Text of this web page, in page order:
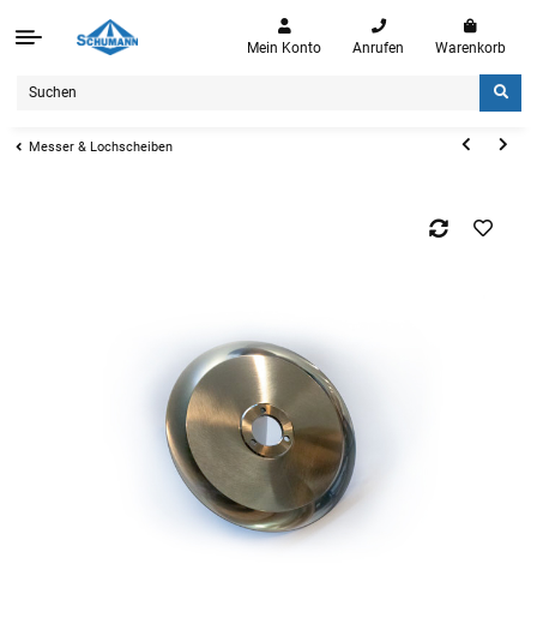
Mein Konto Anrufen Warenkorb
Messer & Lochscheiben